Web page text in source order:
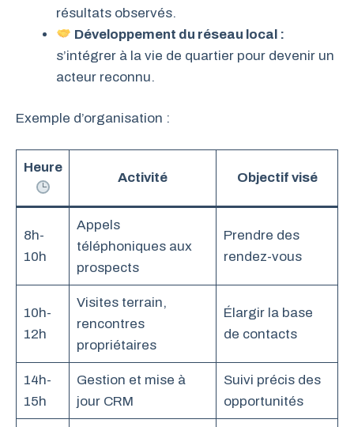
résultats observés.
Développement du réseau local :
s’intégrer à la vie de quartier pour devenir un
acteur reconnu.
Exemple d’organisation :
Heure
Activité Objectif visé
8h-
10h
Appels
téléphoniques aux
prospects
Prendre des
rendez-vous
10h-
12h
Visites terrain,
rencontres
propriétaires
Élargir la base
de contacts
14h-
15h
Gestion et mise à
jour CRM
Suivi précis des
opportunités